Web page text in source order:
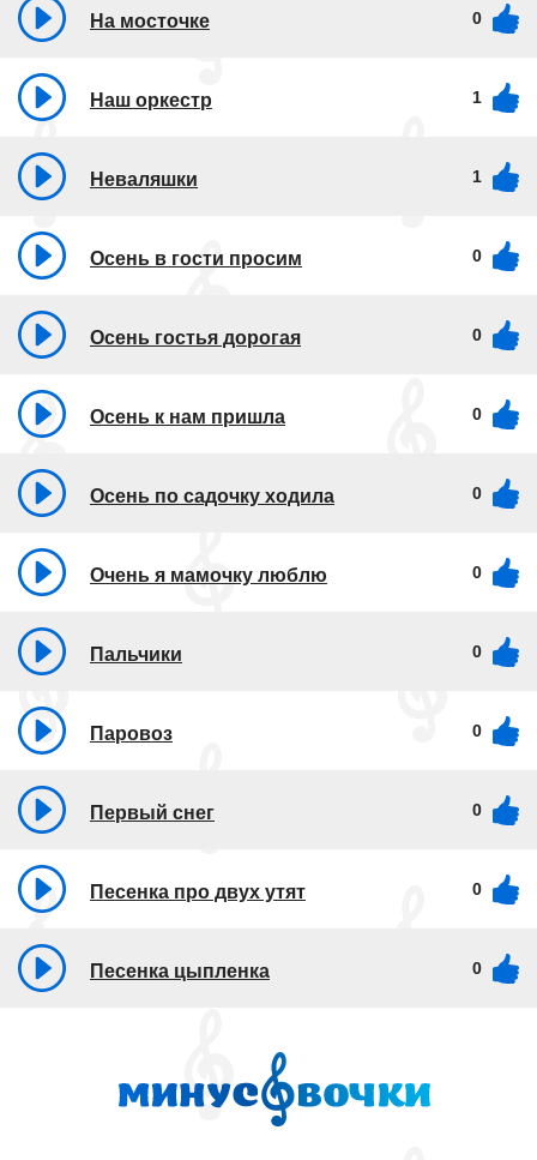
На мосточке 0
Наш оркестр 1
Неваляшки 1
Осень в гости просим 0
Осень гостья дорогая 0
Осень к нам пришла 0
Осень по садочку ходила 0
Очень я мамочку люблю 0
Пальчики 0
Паровоз 0
Первый снег 0
Песенка про двух утят 0
Песенка цыпленка 0